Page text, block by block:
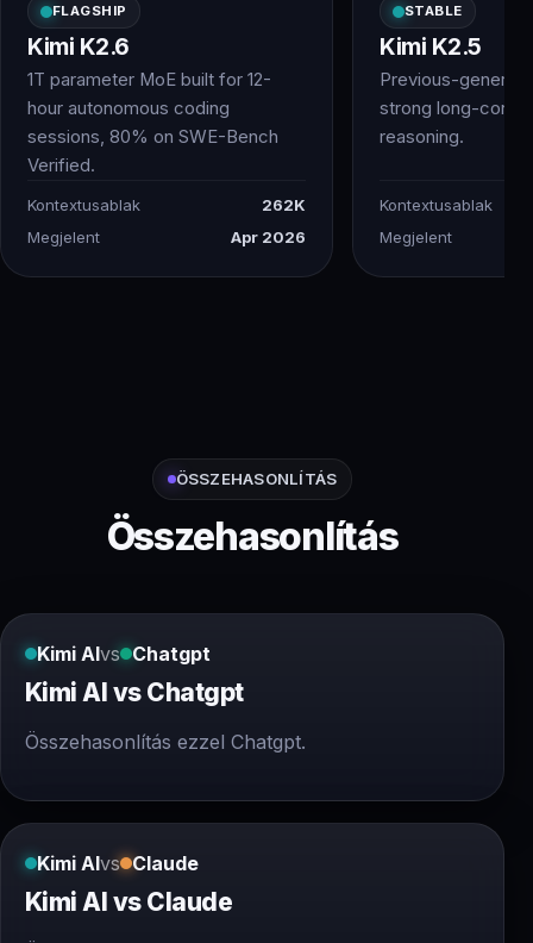
FLAGSHIP
Kimi K2.6
1T parameter MoE built for 12-
hour autonomous coding
sessions, 80% on SWE-Bench
Verified.
Kontextusablak
262K
Megjelent
Apr 2026
STABLE
Kimi K2.5
Previous-
strong long-
reasoning.
Kontextusablak
Megjelent
ÖSSZEHASONLÍTÁS
Összehasonlítás
Kimi AIvs Chatgpt
Kimi AI vs Chatgpt
Összehasonlítás ezzel Chatgpt.
Kimi AIvs Claude
Kimi AI vs Claude